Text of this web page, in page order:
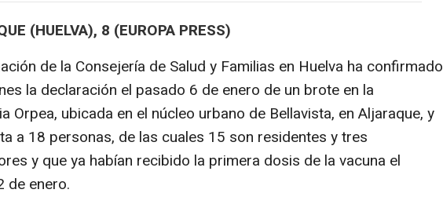
(HUELVA), 8 (EUROPA PRESS)
de la Consejería de Salud y Familias en Huelva ha confirmado
la declaración el pasado 6 de enero de un brote en la
Orpea, ubicada en el núcleo urbano de Bellavista, en Aljaraque, y
a 18 personas, de las cuales 15 son residentes y tres
y que ya habían recibido la primera dosis de la vacuna el
de enero.